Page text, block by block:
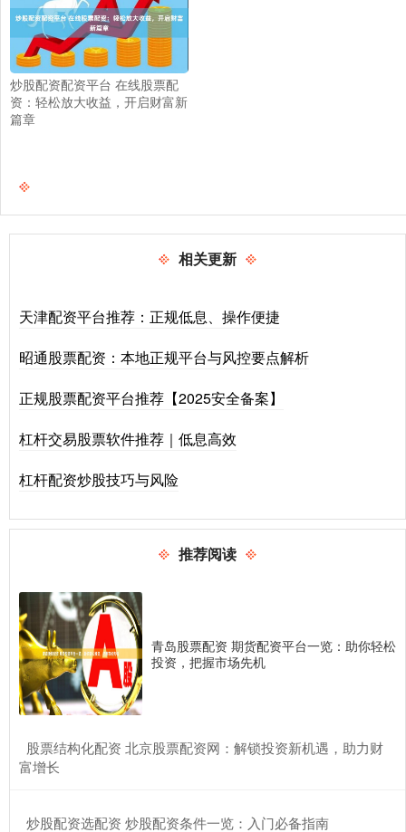
炒股配资配资平台 在线股票配
资：轻松放大收益，开启财富新
篇章
相关更新
天津配资平台推荐：正规低息、操作便捷
昭通股票配资：本地正规平台与风控要点解析
正规股票配资平台推荐【2025安全备案】
杠杆交易股票软件推荐｜低息高效
杠杆配资炒股技巧与风险
推荐阅读
青岛股票配资 期货配资平台一览：助你轻松
投资，把握市场先机
​股票结构化配资 北京股票配资网：解锁投资新机遇，助力财
富增长
​炒股配资选配资 炒股配资条件一览：入门必备指南